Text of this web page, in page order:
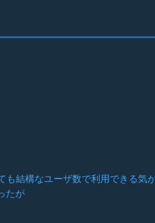
も結構なユーザ数で利用できる気
たが